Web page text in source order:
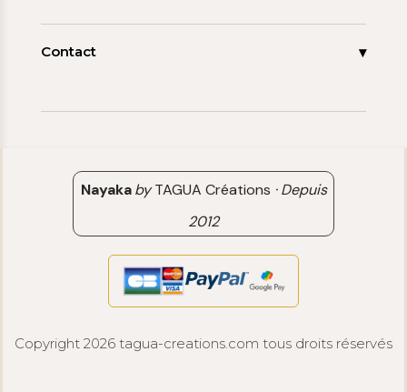
Mon compte
Contact
Nayaka byTAGUA Créations ·Depuis
2012
Copyright 2026 tagua-creations.com tous droits réservés